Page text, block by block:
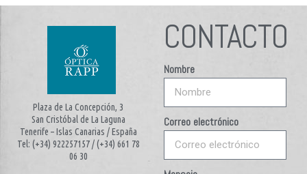
Plaza de La Concepción, 3
San Cristóbal de La Laguna
Tenerife – Islas Canarias / España
Tel: (+34) 922257157 / (+34) 661 78
06 30
CONTACTO
Nombre
Correo electrónico